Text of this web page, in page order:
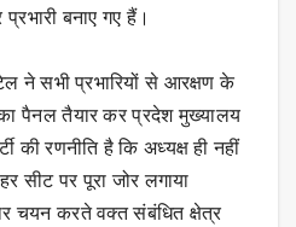
बनाए गए हैं।
ने सभी प्रभारियों से आरक्षण के
पैनल तैयार कर प्रदेश मुख्यालय
की रणनीति है कि अध्यक्ष ही नहीं
सीट पर पूरा जोर लगाया
चयन करते वक्त संबंधित क्षेत्र